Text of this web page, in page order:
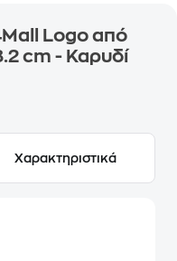
Logo από
cm - Καρυδί
Χαρακτηριστικά